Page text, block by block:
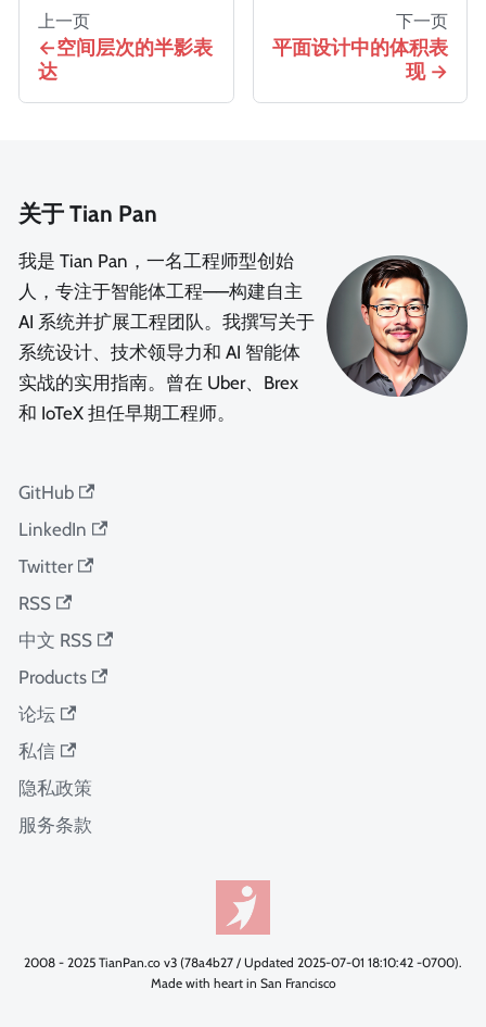
上一页
空间层次的半影表
达
下一页
平面设计中的体积表
现
关于 Tian Pan
我是 Tian Pan，一名工程师型创始
人，专注于智能体工程——构建自主
AI 系统并扩展工程团队。我撰写关于
系统设计、技术领导力和 AI 智能体
实战的实用指南。曾在 Uber、Brex
和 IoTeX 担任早期工程师。
GitHub
LinkedIn
Twitter
RSS
中文 RSS
Products
论坛
私信
隐私政策
服务条款
2008 - 2025 TianPan.co v3 (78a4b27 / Updated 2025-07-01 18:10:42 -0700).
Made with heart in San Francisco